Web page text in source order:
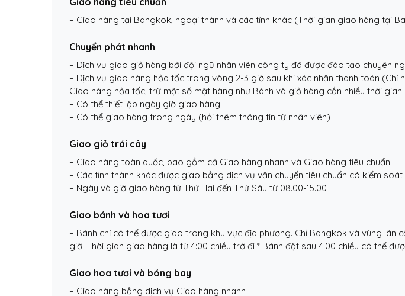
– Giao hàng tại Bangkok, ngoại thành và các tỉnh khác (Thời gian giao hàng tại
Chuyển phát nhanh
– Dịch vụ giao giỏ hàng bởi đội ngũ nhân viên công ty đã được đào tạo chuyên
– Dịch vụ giao hàng hỏa tốc trong vòng 2-3 giờ sau khi xác nhận thanh toán
Giao hàng hỏa tốc, trừ một số mặt hàng như Bánh và giỏ hàng cần nhiều thời gian
– Có thể thiết lập ngày giờ giao hàng
– Có thể giao hàng trong ngày (hỏi thêm thông tin từ nhân viên)
Giao giỏ trái cây
– Giao hàng toàn quốc, bao gồm cả Giao hàng nhanh và Giao hàng tiêu chuẩn
– Các tỉnh thành khác được giao bằng dịch vụ vận chuyển tiêu chuẩn có kiểm
– Ngày và giờ giao hàng từ Thứ Hai đến Thứ Sáu từ 08.00-15.00
Giao bánh và hoa tươi
– Bánh chỉ có thể được giao trong khu vực địa phương. Chỉ Bangkok và vùng lân
giờ. Thời gian giao hàng là từ 4:00 chiều trở đi * Bánh đặt sau 4:00 chiều có thể
Giao hoa tươi và bóng bay
– Giao hàng bằng dịch vụ Giao hàng nhanh